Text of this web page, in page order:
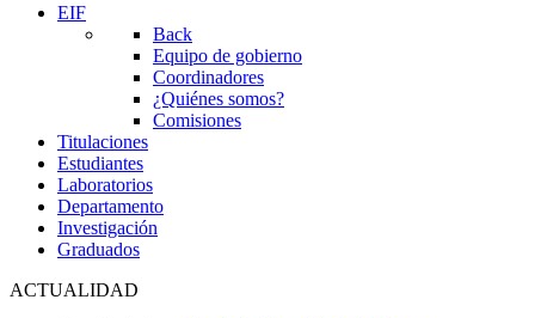
EIF
Back
Equipo de gobierno
Coordinadores
¿Quiénes somos?
Comisiones
Titulaciones
Estudiantes
Laboratorios
Departamento
Investigación
Graduados
ACTUALIDAD